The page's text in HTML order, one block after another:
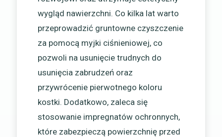
wygląd nawierzchni. Co kilka lat warto
przeprowadzić gruntowne czyszczenie
za pomocą myjki ciśnieniowej, co
pozwoli na usunięcie trudnych do
usunięcia zabrudzeń oraz
przywrócenie pierwotnego koloru
kostki. Dodatkowo, zaleca się
stosowanie impregnatów ochronnych,
które zabezpieczą powierzchnię przed